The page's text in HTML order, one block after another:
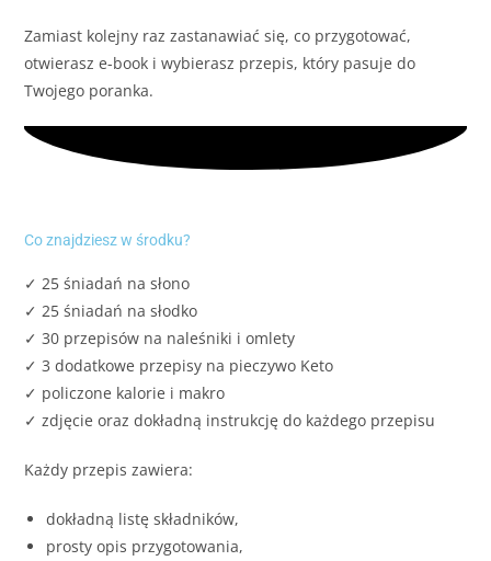
Zamiast kolejny raz zastanawiać się, co przygotować,
otwierasz e-book i wybierasz przepis, który pasuje do
Twojego poranka.
Co znajdziesz w środku?
✓ 25 śniadań na słono
✓ 25 śniadań na słodko
✓ 30 przepisów na naleśniki i omlety
✓ 3 dodatkowe przepisy na pieczywo Keto
✓ policzone kalorie i makro
✓ zdjęcie oraz dokładną instrukcję do każdego przepisu
Każdy przepis zawiera:
dokładną listę składników,
prosty opis przygotowania,